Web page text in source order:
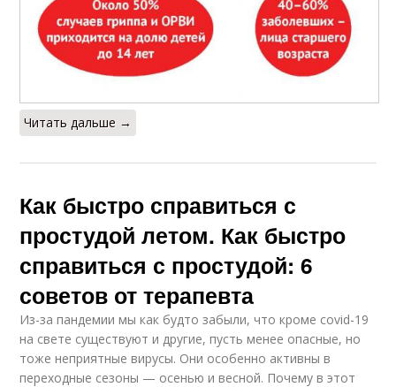
Читать дальше →
Как быстро справиться с
простудой летом. Как быстро
справиться с простудой: 6
советов от терапевта
Из-за пандемии мы как будто забыли, что кроме covid-19
на свете существуют и другие, пусть менее опасные, но
тоже неприятные вирусы. Они особенно активны в
переходные сезоны — осенью и весной. Почему в этот